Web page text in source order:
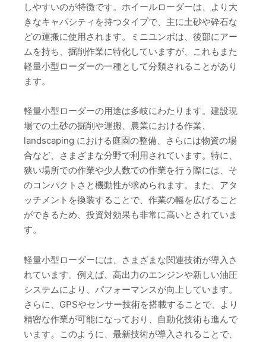
しやすいのが特徴です。ホイールローダーは、より大
きなキャパシティを持つタイプで、主に土砂や砕石な
どの運搬に使用されます。ミニユンボは、後部にアー
ムを持ち、掘削作業に特化していますが、これもまた
軽量小型ローダーの一種として分類されることがあり
ます。
軽量小型ローダーの用途は多岐にわたります。建設現
場での土砂の掘削や運搬、農業における作業、
landscaping における庭園の整備、さらには物資の場
合など、さまざまな分野で利用されています。特に、
狭い場所での作業や少人数での作業を行う際には、そ
のコンパクトさと機動性が求められます。また、アタ
ッチメントを換装することで、作業の幅を広げること
ができるため、投資対効果も非常に高いとされていま
す。
軽量小型ローダーには、さまざまな関連技術が導入さ
れています。例えば、高出力のエンジンや新しい油圧
システムにより、パフォーマンスが向上しています。
さらに、GPSやセンサー技術を搭載することで、より
精密な作業が可能になっており、自動化技術も進んで
います。このように、最新技術が導入されることで、